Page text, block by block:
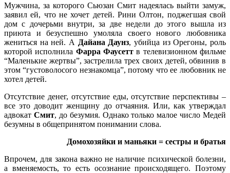
Мужчина, за которого Сьюзан Смит надеялась выйти замуж,
заявил ей, что не хочет детей. Рини Олтон, поджегшая свой
дом с дочерьми внутри, за две недели до этого вышла из
приюта и безуспешно умоляла своего нового любовника
жениться на ней. А Дайана Даунз, убийца из Орегоны, роль
которой исполнила Фарра Фаусетт в телевизионном фильме
“Маленькие жертвы”, застрелила трех своих детей, обвинив в
этом “густоволосого незнакомца”, потому что ее любовник не
хотел детей.
Отсутствие денег, отсутствие еды, отсутствие перспективы –
все это доводит женщину до отчаяния. Или, как утверждал
адвокат Смит, до безумия. Однако только малое число Медей
безумны в общепринятом понимании слова.
Домохозяйки и маньяки = сестры и братья
Впрочем, для закона важно не наличие психической болезни,
а вменяемость, то есть осознание происходящего. Поэтому